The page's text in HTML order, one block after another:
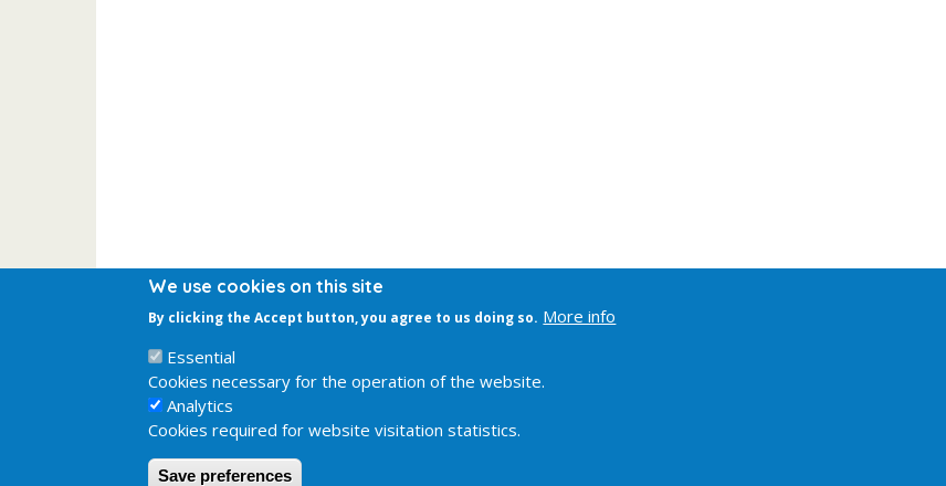
We use cookies on this site
By clicking the Accept button, you agree to us doing so. More info
Essential
Cookies necessary for the operation of the website.
Analytics
Cookies required for website visitation statistics.
Save preferences